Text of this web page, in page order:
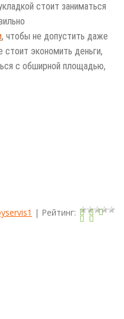
стоит заниматься
, чтобы не допустить даже
стоит экономить деньги,
с обширной площадью,
| Рейтинг: